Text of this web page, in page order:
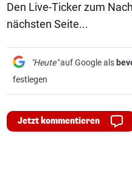
Den Live-Ticker zum
nächsten Seite...
"Heute"auf Google als
festlegen
Jetzt kommentieren